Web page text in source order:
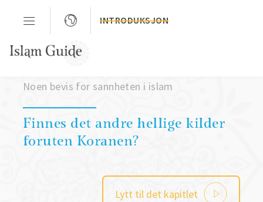
INTRODUKSJON
Noen bevis for sannheten i islam
Finnes det andre hellige kilder
foruten Koranen?
Lytt til det kapitlet